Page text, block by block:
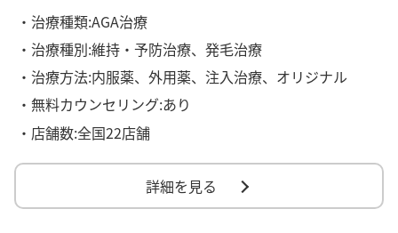
・治療種類:AGA治療
・治療種別:維持・予防治療、発毛治療
・治療方法:内服薬、外用薬、注入治療、オリジナル
・無料カウンセリング:あり
・店舗数:全国22店舗
詳細を見る